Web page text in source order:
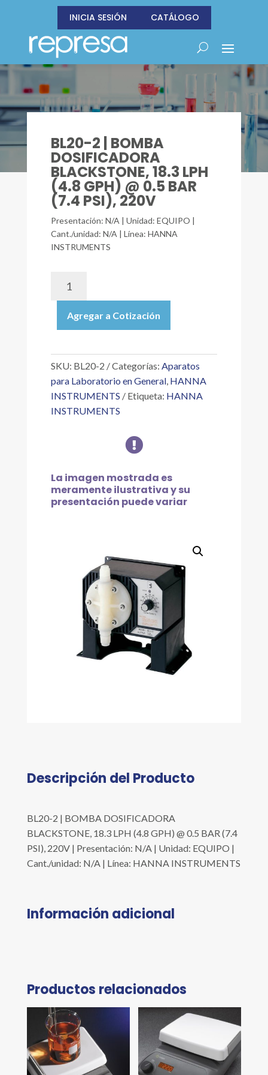
INICIA SESIÓN CATÁLOGO
BL20-2 | BOMBA
DOSIFICADORA
BLACKSTONE, 18.3 LPH
(4.8 GPH) @ 0.5 BAR
(7.4 PSI), 220V
Presentación: N/A | Unidad: EQUIPO |
Cant./unidad: N/A | Línea: HANNA
INSTRUMENTS
BOMBA
DOSIFICADORA
18.3
(4.8
GPH)
@
PSI),
220V
cantidad
Agregar a Cotización
SKU: BL20-2 Categorías: Aparatos
para Laboratorio en General, HANNA
INSTRUMENTS
Etiqueta: HANNA
INSTRUMENTS

La imagen mostrada es
meramente ilustrativa y su
presentación puede variar
Descripción del Producto
BL20-2 | BOMBA DOSIFICADORA
BLACKSTONE, 18.3 LPH (4.8 GPH) @ 0.5 BAR (7.4
PSI), 220V | Presentación: N/A | Unidad: EQUIPO |
Cant./unidad: N/A | Línea: HANNA INSTRUMENTS
Información adicional
Productos relacionados